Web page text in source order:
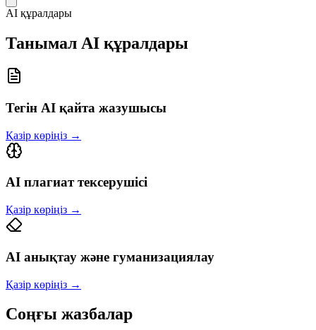
AI құралдары
Танымал AI құралдары
Тегін AI қайта жазушысы
Қазір көріңіз →
AI плагиат тексерушісі
Қазір көріңіз →
AI анықтау және гуманизациялау
Қазір көріңіз →
Соңғы жазбалар